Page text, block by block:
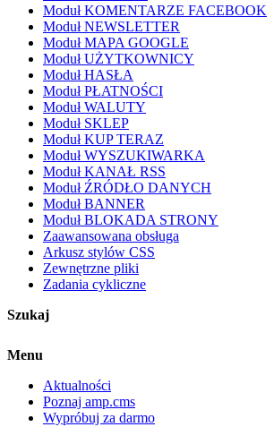
Moduł KOMENTARZE FACEBOOK
Moduł NEWSLETTER
Moduł MAPA GOOGLE
Moduł UŻYTKOWNICY
Moduł HASŁA
Moduł PŁATNOŚCI
Moduł WALUTY
Moduł SKLEP
Moduł KUP TERAZ
Moduł WYSZUKIWARKA
Moduł KANAŁ RSS
Moduł ŹRÓDŁO DANYCH
Moduł BANNER
Moduł BLOKADA STRONY
Zaawansowana obsługa
Arkusz stylów CSS
Zewnętrzne pliki
Zadania cykliczne
Szukaj
Menu
Aktualności
Poznaj amp.cms
Wypróbuj za darmo